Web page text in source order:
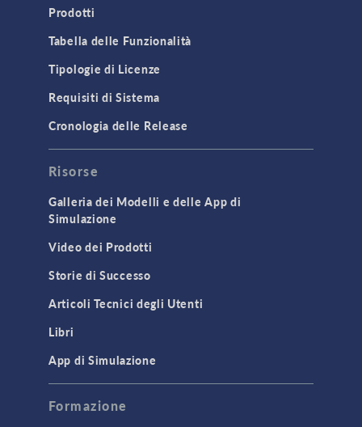
Prodotti
Tabella delle Funzionalità
Tipologie di Licenze
Requisiti di Sistema
Cronologia delle Release
Risorse
Galleria dei Modelli e delle App di
Simulazione
Video dei Prodotti
Storie di Successo
Articoli Tecnici degli Utenti
Libri
App di Simulazione
Formazione